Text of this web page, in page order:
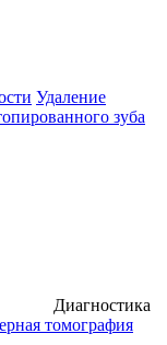
Удаление
зуба
Диагностика
томография